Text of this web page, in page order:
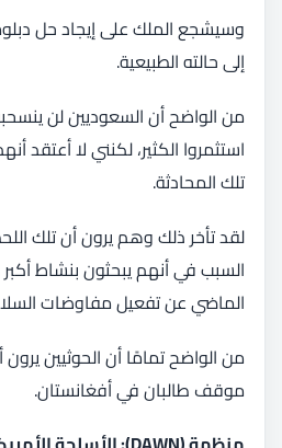
وسيشجع الملك على إيجاد حل
إلى حالته الطبيعية.
من الواضح أن السعوديين لن
استثمروا الكثير، لكنني لا أعتقد
تلك المحادثة.
لقد تأخر ذلك وهم يرون أن تلك
السبب في أنهم يبحثون بنشاط
الماضي عن تفعيل مفاوضات
من الواضح تمامًا أن الحوثيين
موقف طالبان في أفغانستان.